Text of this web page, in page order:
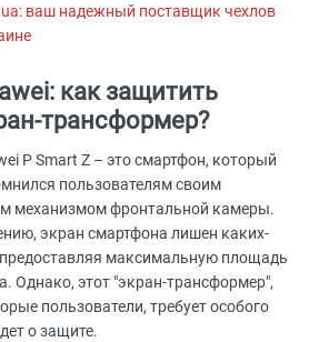
ваш надежный поставщик чехлов
как защитить
трансформер?
P Smart Z – это смартфон, который
пользователям своим
фронтальной камеры.
экран смартфона лишен каких-
максимальную площадь
Однако, этот "экран-трансформер",
пользователи, требует особого
о защите.